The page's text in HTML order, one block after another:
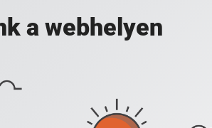
a webhelyen